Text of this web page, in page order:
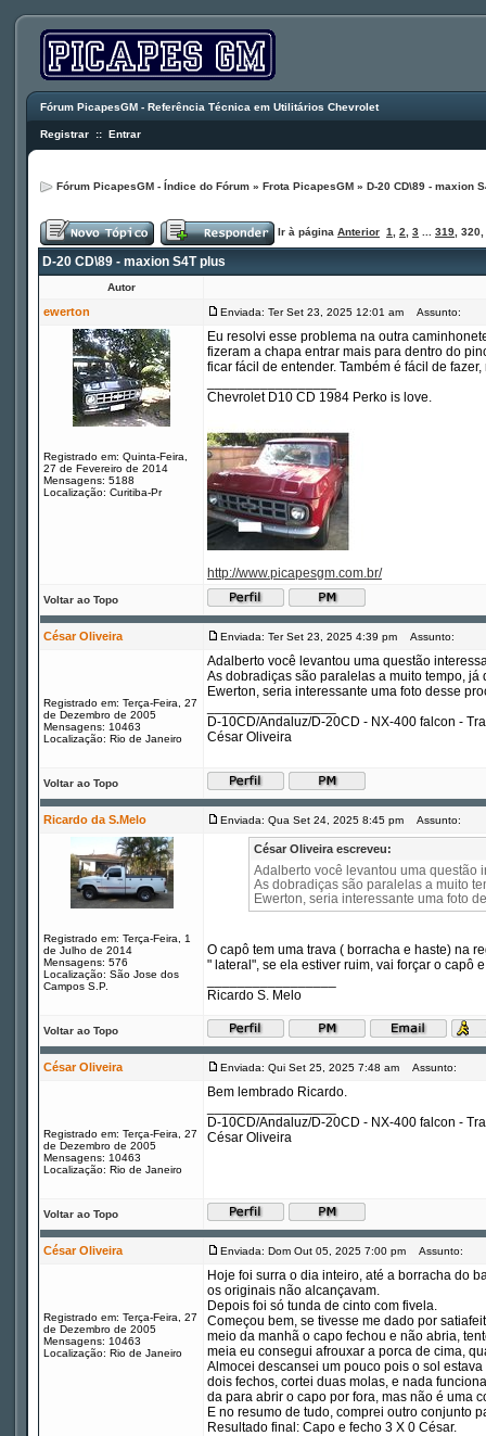
Fórum PicapesGM - Referência Técnica em Utilitários Chevrolet
Registrar :: Entrar
Fórum PicapesGM - Índice do Fórum » Frota PicapesGM » D-20 CD\89 - maxion
Ir à página Anterior 1 2 3 319 320
D-20 CD\89 - maxion S4T plus
Autor
ewerton Enviada: Ter Set 23, 2025 12:01 am Assunto:
Registrado em: Quinta-Feira,
27 de Fevereiro de 2014
Mensagens: 5188
Localização: Curitiba-Pr
Eu resolvi esse problema na outra
fizeram a chapa entrar mais para dentro do
ficar fácil de entender. Também é fácil de
Chevrolet D10 CD 1984 Perko is love.
http://www.picapesgm.com.br/
Voltar ao Topo
César Oliveira Enviada: Ter Set 23, 2025 4:39 pm Assunto:
Registrado em: Terça-Feira, 27
de Dezembro de 2005
Mensagens: 10463
Localização: Rio de Janeiro
Adalberto você levantou uma questão
As dobradiças são paralelas a muito tempo,
Ewerton, seria interessante uma foto desse
D-10CD/Andaluz/D-20CD - NX-400 falcon -
César Oliveira
Voltar ao Topo
Ricardo da S.Melo Enviada: Qua Set 24, 2025 8:45 pm Assunto:
Registrado em: Terça-Feira, 1
de Julho de 2014
Mensagens: 576
Localização: São Jose dos
Campos S.P.
César Oliveira escreveu:
Adalberto você levantou uma questão
As dobradiças são paralelas a muito
Ewerton, seria interessante uma foto
O capô tem uma trava ( borracha e haste) na
" lateral", se ela estiver ruim, vai forçar o capô
Ricardo S. Melo
Voltar ao Topo
César Oliveira Enviada: Qui Set 25, 2025 7:48 am Assunto:
Registrado em: Terça-Feira, 27
de Dezembro de 2005
Mensagens: 10463
Localização: Rio de Janeiro
Bem lembrado Ricardo.
D-10CD/Andaluz/D-20CD - NX-400 falcon -
César Oliveira
Voltar ao Topo
César Oliveira Enviada: Dom Out 05, 2025 7:00 pm Assunto:
Registrado em: Terça-Feira, 27
de Dezembro de 2005
Mensagens: 10463
Localização: Rio de Janeiro
Hoje foi surra o dia inteiro, até a borracha do
os originais não alcançavam.
Depois foi só tunda de cinto com fivela.
Começou bem, se tivesse me dado por
meio da manhã o capo fechou e não abria,
meia eu consegui afrouxar a porca de cima,
Almocei descansei um pouco pois o sol
dois fechos, cortei duas molas, e nada
da para abrir o capo por fora, mas não é uma
E no resumo de tudo, comprei outro conjunto
Resultado final: Capo e fecho 3 X 0 César.